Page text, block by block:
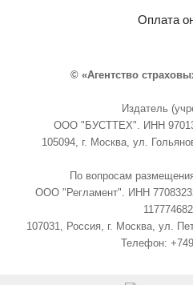
Оплата
© «Агентство
Издатель
ООО "БУСТТЕХ". ИНН
105094, г. Москва, ул.
По вопросам
ООО "Регламент". ИНН
107031, Россия, г. Москва, ул.
Телефон: